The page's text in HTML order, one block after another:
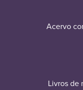
Acervo
Livros de